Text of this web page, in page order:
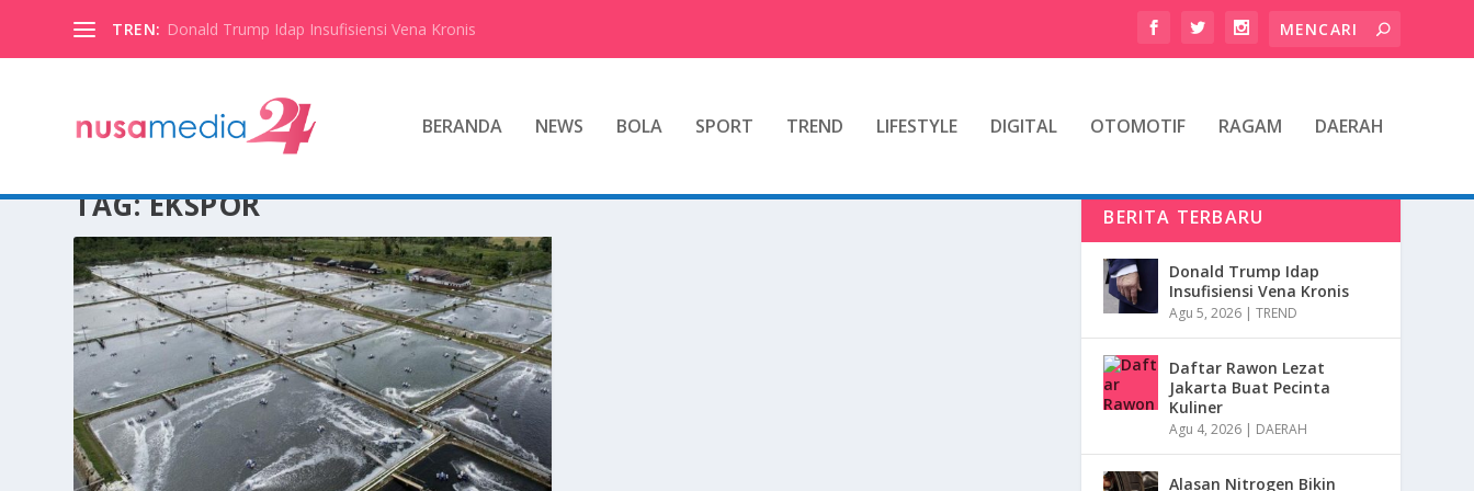
TREN: Donald Trump Idap Insufisiensi Vena Kronis
BERANDA NEWS BOLA SPORT TREND LIFESTYLE DIGITAL OTOMOTIF RAGAM DAERAH
TAG:EKSPOR BERITA TERBARU
Donald Trump Idap
Insufisiensi Vena Kronis
Agu 5, 2026 |TREND
Daftar Rawon Lezat
Jakarta Buat Pecinta
Kuliner
Agu 4, 2026 | DAERAH
Alasan Nitrogen Bikin